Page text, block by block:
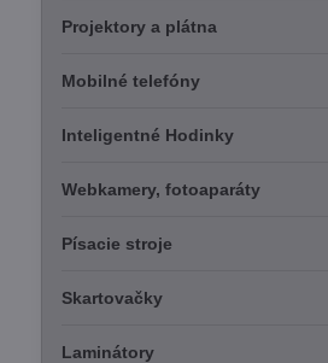
Projektory a plátna
Mobilné telefóny
Inteligentné Hodinky
Webkamery, fotoaparáty
Písacie stroje
Skartovačky
Laminátory